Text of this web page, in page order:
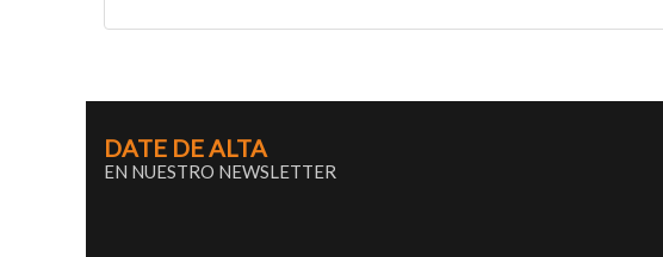
DATE DE ALTA
EN NUESTRO NEWSLETTER